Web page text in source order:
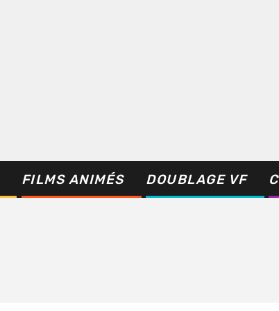
FILMS ANIMÉS DOUBLAGE VF